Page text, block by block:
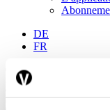
DE
FR
Rechercher